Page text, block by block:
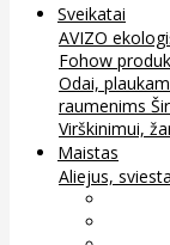
Sveikatai
AVIZO
Fohow
Odai,
raumenims
Virškinimui,
Maistas
Aliejus,